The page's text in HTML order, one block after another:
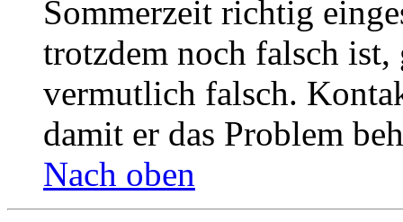
Sommerzeit richtig
trotzdem noch falsch ist,
vermutlich falsch.
damit er das Problem
Nach oben